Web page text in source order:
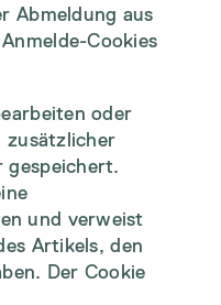
Abmeldung aus
Cookies
oder
zusätzlicher
gespeichert.
und verweist
Artikels, den
Der Cookie